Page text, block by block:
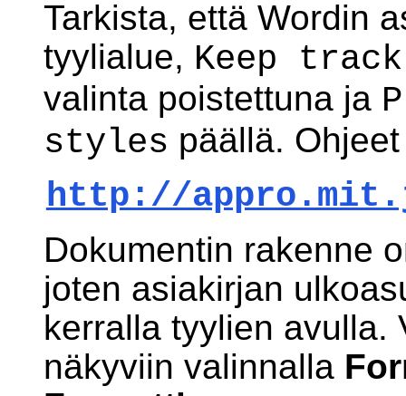
Tarkista, että Wordin
tyylialue, Keep
valinta poistettuna ja
styles päällä.
http://
Dokumentin rakenne
joten asiakirjan
kerralla tyylien avulla.
näkyviin valinnalla